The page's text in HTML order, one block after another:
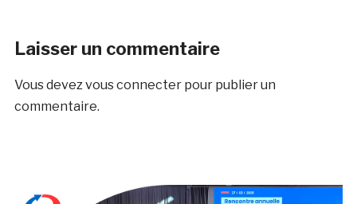
Laisser un commentaire
Vous devez vous connecterpour publier un
commentaire.